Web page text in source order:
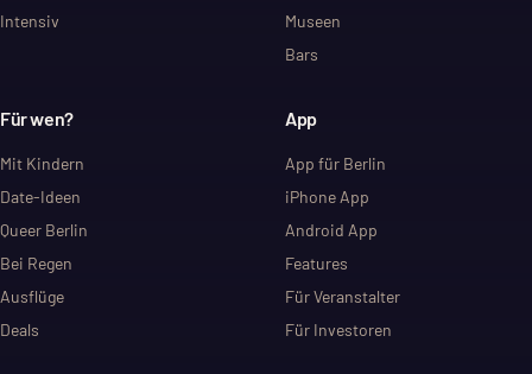
Intensiv
Museen
Bars
Für wen?
Mit Kindern
Date-Ideen
Queer Berlin
Bei Regen
Ausflüge
Deals
App
App für Berlin
iPhone App
Android App
Features
Für Veranstalter
Für Investoren